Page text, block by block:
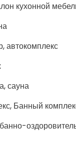
кухонной
автокомплекс
сауна
Банный